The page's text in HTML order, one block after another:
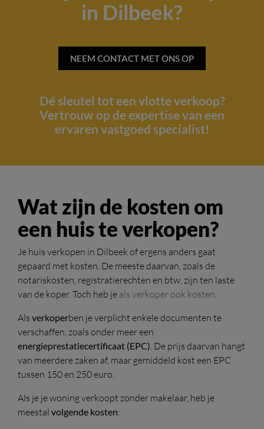
in Dilbeek?
NEEM CONTACT MET ONS OP
Dé sleutel tot een vlotte verkoop?
Vertrouw op de expertise van een
ervaren vastgoed specialist!
Wat zijn de kosten om
een huis te verkopen?
Je huis verkopen in Dilbeek of ergens anders gaat
gepaard met kosten. De meeste daarvan, zoals de
notariskosten, registratierechten en btw, zijn ten laste
van de koper. Toch heb je als verkoper ook kosten.
Als verkoperben je verplicht enkele documenten te
verschaffen, zoals onder meer een
energieprestatiecertificaat (EPC). De prijs daarvan hangt
van meerdere zaken af, maar gemiddeld kost een EPC
tussen 150 en 250 euro.
Als je je woning verkoopt zonder makelaar, heb je
meestal volgende kosten: